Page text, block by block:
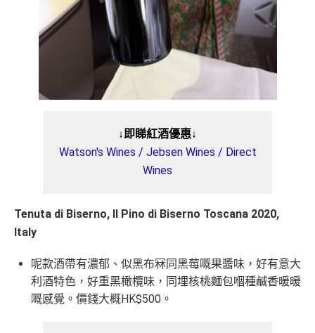
↓即睇紅酒優惠↓
Watson's Wines / Jebsen Wines / Direct
Wines
Tenuta di Biserno, Il Pino di Biserno Toscana 2020,
Italy
呢款酒帶有濃郁、似黑布冧同黑莓嘅果醬味，好有意大
利酒特色，好重黑橄欖味，同埋核桃麵包嗰種鹹香暖暖
嘅感覺。價錢大概HK$500。